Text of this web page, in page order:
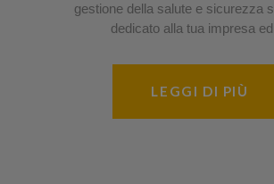
gestione della salute e sicurezza
dedicato alla tua impresa
LEGGI DI PIÙ